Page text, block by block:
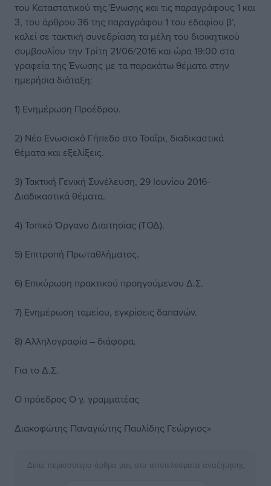
του Καταστατικού της Ένωσης και τις παραγράφους 1 και
3, του άρθρου 36 της παραγράφου 1 του εδαφίου β’,
καλεί σε τακτική συνεδρίαση τα μέλη του διοικητικού
συμβουλίου την Τρίτη 21/06/2016 και ώρα 19:00 στα
γραφεία της Ένωσης με τα παρακάτω θέματα στην
ημερήσια διάταξη:
1) Ενημέρωση Προέδρου.
2) Νέο Ενωσιακό Γήπεδο στο Τσαΐρι, διαδικαστικά
θέματα και εξελίξεις.
3) Τακτική Γενική Συνέλευση, 29 Ιουνίου 2016-
Διαδικαστικά θέματα.
4) Τοπικό Όργανο Διαιτησίας (ΤΟΔ).
5) Επιτροπή Πρωταθλήματος.
6) Επικύρωση πρακτικού προηγούμενου Δ.Σ.
7) Ενημέρωση ταμείου, εγκρίσεις δαπανών.
8) Αλληλογραφία – διάφορα.
Για το Δ.Σ.
Ο πρόεδρος Ο γ. γραμματέας
Διακοφώτης Παναγιώτης Παυλίδης Γεώργιος»
Δείτε περισσότερα άρθρα μας στα αποτελέσματα αναζήτησης